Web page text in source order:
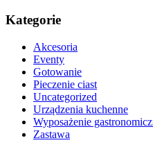
Kategorie
Akcesoria
Eventy
Gotowanie
Pieczenie ciast
Uncategorized
Urządzenia kuchenne
Wyposażenie
Zastawa